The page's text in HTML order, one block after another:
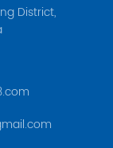
в
с ATEX.
District,